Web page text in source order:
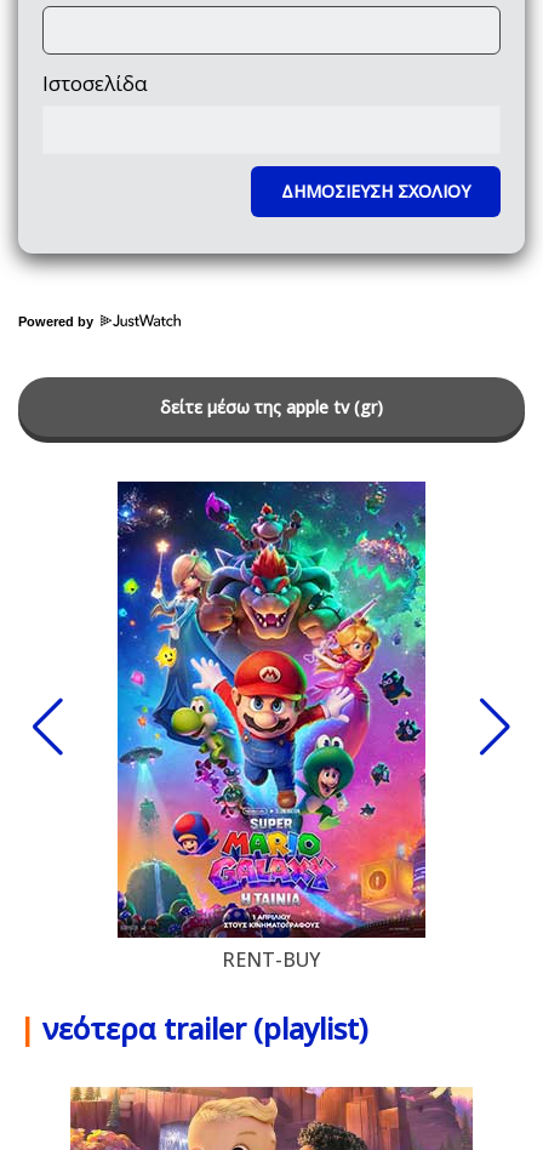
Ιστοσελίδα
Powered by
δείτε μέσω της apple tv (gr)
RENT-BUY
| νεότερα trailer (playlist)